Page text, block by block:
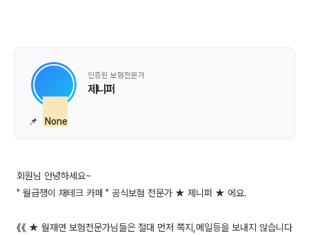
인증된 보험전문가
제니퍼
📌 None
회원님 안녕하세요~
" 월급쟁이 재테크 카페 " 공식보험 전문가 ★ 제니퍼 ★ 에요.
《《 ★ 월재연 보험전문가님들은 절대 먼저 쪽지,메일등을 보내지 않습니다